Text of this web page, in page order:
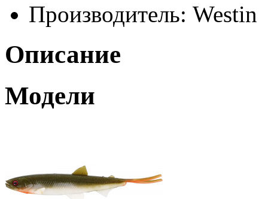
Производитель: Westin
Описание
Модели